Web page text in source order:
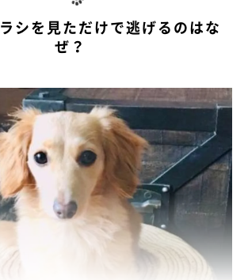
シを見ただけで逃げるのはな
ぜ？